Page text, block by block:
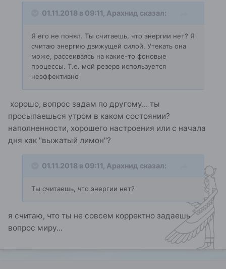
01.11.2018 в 09:11, Арахнид сказал:
Я его не понял. Ты считаешь, что энергии нет? Я
считаю энергию движущей силой. Утекать она
може, рассеиваясь на какие-то фоновые
процессы. Т.е. мой резерв используется
неэффективно
хорошо, вопрос задам по другому... ты
просыпаешься утром в каком состоянии?
наполненности, хорошего настроения или с начала
дня как "выжатый лимон"?
01.11.2018 в 09:11, Арахнид сказал:
Ты считаешь, что энергии нет?
я считаю, что ты не совсем корректно задаешь
вопрос миру...